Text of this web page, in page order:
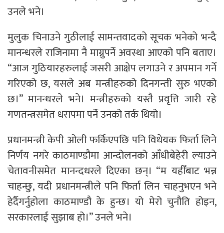
उनले भने।
मुलुक चिनाउने गुठीलाई सामन्तवादको सूचक भनेको भन्दै
मानन्धरले राजिनामा नै माग्नुपर्ने अवस्था आएको पनि बताए।
“आज गुठियारहरुलाई जसरी आक्षेप लगाउने र अपमान गर्ने
गरिएको छ, यसले अब मन्त्रीहरुको दिनगन्ती सुरु भएको
छ।” मानन्धरले भने। मन्त्रीहरुको यस्तै प्रवृत्ति जारी रहे
गणतन्त्रसमेत धरापमा पर्ने उनको तर्क थियो।
प्रधानमन्त्री केपी ओली फर्किएपछि पनि विधेयक फिर्ता लिने
निर्णय नगरे काठमाण्डौमा आन्दोलनको आँधीबेहेरी ल्याउने
चेतावनीसमेत मानन्दधरले दिएका छन्। “म यहीँबाट भन्न
चाहन्छु, यदी प्रधानमन्त्रीले पनि फिर्ता लिन चाहनुभएन भने
हेर्दैगर्नुहोला काठमाण्डौ के हुन्छ। यो मेरो चुनौति होइन,
सरकारलाई सुझाब हो।” उनले भने।